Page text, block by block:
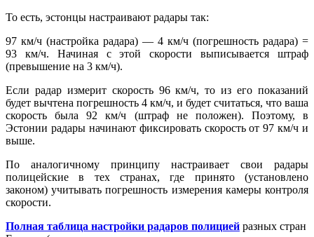
То есть, эстонцы настраивают радары так:
97 км/ч (настройка радара) — 4 км/ч (погрешность радара) =
93 км/ч. Начиная с этой скорости выписывается штраф
(превышение на 3 км/ч).
Если радар измерит скорость 96 км/ч, то из его показаний
будет вычтена погрешность 4 км/ч, и будет считаться, что ваша
скорость была 92 км/ч (штраф не положен). Поэтому, в
Эстонии радары начинают фиксировать скорость от 97 км/ч и
выше.
По аналогичному принципу настраивает свои радары
полицейские в тех странах, где принято (установлено
законом) учитывать погрешность измерения камеры контроля
скорости.
Полная таблица настройки радаров полицией разных стран